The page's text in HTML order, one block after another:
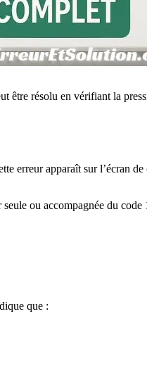
résolu en vérifiant la
erreur apparaît sur l’écran
seule ou accompagnée du
que :